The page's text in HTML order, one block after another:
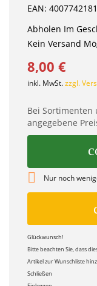
EAN:
Abholen Im
Kein Versand
8,00 €
inkl. MwSt.zzgl.
Bei
angegebene
 Nur noch
Glückwunsch!
Bitte beachten Sie, dass
Artikel zur Wunschliste
Schließen